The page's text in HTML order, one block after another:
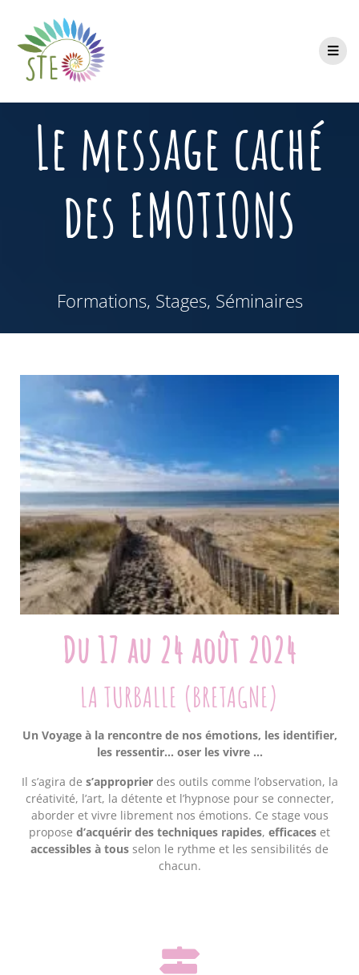
Le message caché
des EMOTIONS
Formations, Stages, Séminaires
Du 17 au 24 août 2024
LA TURBALLE (BRETAGNE)
Un Voyage à la rencontre de nos émotions, les identifier,
les ressentir… oser les vivre …
Il s’agira de s’approprierdes outils comme l’observation, la
créativité, l’art, la détente et l’hypnose pour se connecter,
aborder et vivre librement nos émotions. Ce stage vous
propose d’acquérir des techniques rapides, efficaces et
accessibles à tous selon le rythme et les sensibilités de
chacun.